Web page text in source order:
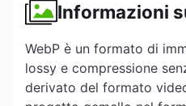
Informazioni
WebP è un formato di
lossy e compressione
derivato del formato